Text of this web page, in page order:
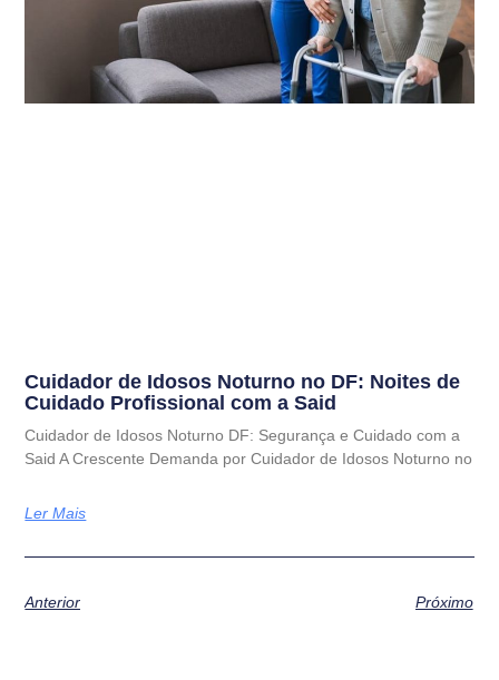
Cuidador de Idosos Noturno no DF: Noites de
Cuidado Profissional com a Said
Cuidador de Idosos Noturno DF: Segurança e Cuidado com a
Said A Crescente Demanda por Cuidador de Idosos Noturno no
Ler Mais
Anterior Próximo